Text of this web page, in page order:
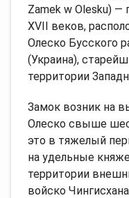
Zаmek w Olеsku) —
XVII веков,
Олеско Бусского
(Украина),
территории
Замок возник на
Олеско свыше
это в тяжелый
на удельные
территории
войско